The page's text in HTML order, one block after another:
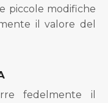
piccole modifiche
il valore del
fedelmente il